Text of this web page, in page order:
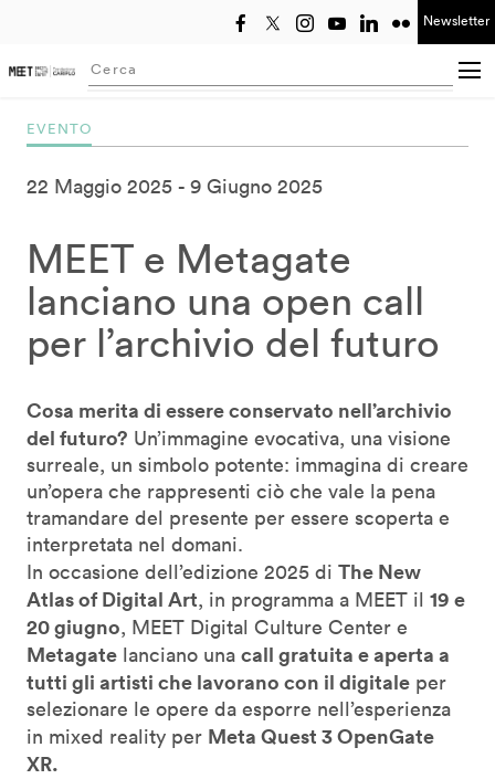
Newsletter
Searching...
EVENTO
22 Maggio 2025 9 Giugno 2025
MEET e Metagate
lanciano una open call
per l’archivio del futuro
Cosa merita di essere conservato nell’archivio
del futuro? Un’immagine evocativa, una visione
surreale, un simbolo potente: immagina di creare
un’opera che rappresenti ciò che vale la pena
tramandare del presente per essere scoperta e
interpretata nel domani.
In occasione dell’edizione 2025 di The New
Atlas of Digital Art, in programma a MEET il 19 e
20 giugno, MEET Digital Culture Center e
Metagate lanciano una call gratuita e aperta a
tutti gli artisti che lavorano con il digitale per
selezionare le opere da esporre nell’esperienza
in mixed reality per Meta Quest 3 OpenGate
XR.